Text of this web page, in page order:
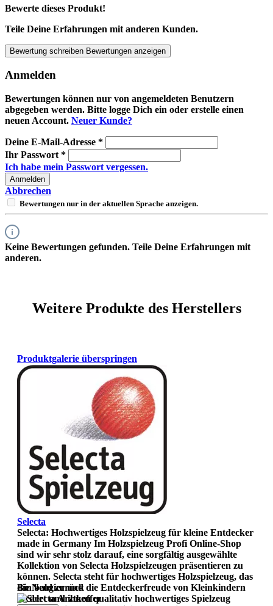
Bewerte dieses Produkt!
Teile Deine Erfahrungen mit anderen Kunden.
Bewertung schreiben Bewertungen anzeigen
Anmelden
Bewertungen können nur von angemeldeten Benutzern
abgegeben werden. Bitte logge Dich ein oder erstelle einen
neuen Account. Neuer Kunde?
Deine E-Mail-Adresse *
Ihr Passwort *
Ich habe mein Passwort vergessen.
Anmelden
Abbrechen
Bewertungen nur in der aktuellen Sprache anzeigen.
Keine Bewertungen gefunden. Teile Deine Erfahrungen mit
anderen.
Weitere Produkte des Herstellers
Produktgalerie überspringen
Selecta
Selecta: Hochwertiges Holzspielzeug für kleine Entdecker
made in Germany Im Holzspielzeug Profi Online-Shop
sind wir sehr stolz darauf, eine sorgfältig ausgewählte
Kollektion von Selecta Holzspielzeugen präsentieren zu
können. Selecta steht für hochwertiges Holzspielzeug, das
die Neugier und die Entdeckerfreude von Kleinkindern
fördert und ihnen qualitativ hochwertiges Spielzeug
Bin bald zurück